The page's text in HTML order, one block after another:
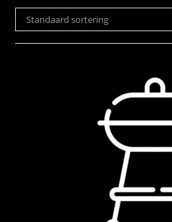
Standaard sortering